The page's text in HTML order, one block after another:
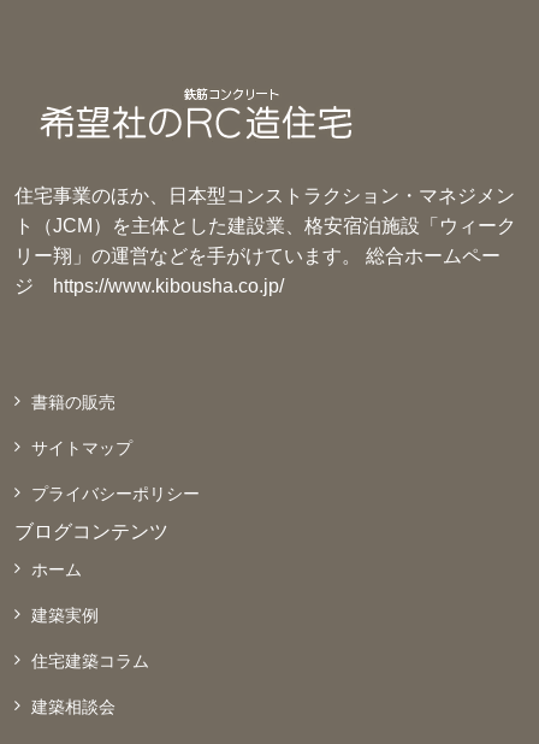
住宅事業のほか、日本型コンストラクション・マネジメン
ト（JCM）を主体とした建設業、格安宿泊施設「ウィーク
リー翔」の運営などを手がけています。 総合ホームペー
ジ
https://www.kibousha.co.jp/
書籍の販売
サイトマップ
プライバシーポリシー
ブログコンテンツ
ホーム
建築実例
住宅建築コラム
建築相談会